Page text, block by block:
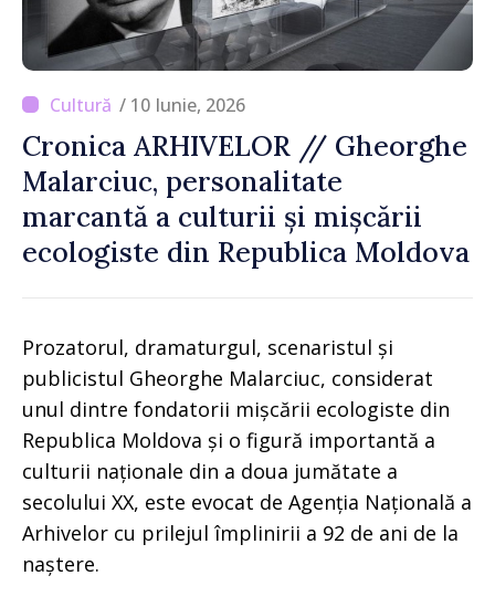
/ 10 Iunie, 2026
Cronica ARHIVELOR // Gheorghe
Malarciuc, personalitate
marcantă a culturii și mișcării
ecologiste din Republica Moldova
Prozatorul, dramaturgul, scenaristul și
publicistul Gheorghe Malarciuc, considerat
unul dintre fondatorii mișcării ecologiste din
Republica Moldova și o figură importantă a
culturii naționale din a doua jumătate a
secolului XX, este evocat de Agenția Națională a
Arhivelor cu prilejul împlinirii a 92 de ani de la
naștere.